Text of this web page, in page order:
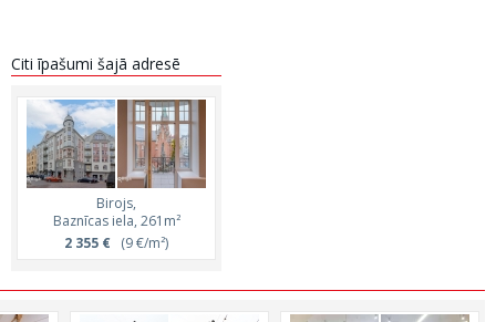
Citi īpašumi šajā adresē
Birojs,
Baznīcas iela, 261m²
2 355 € (9 €/m²)